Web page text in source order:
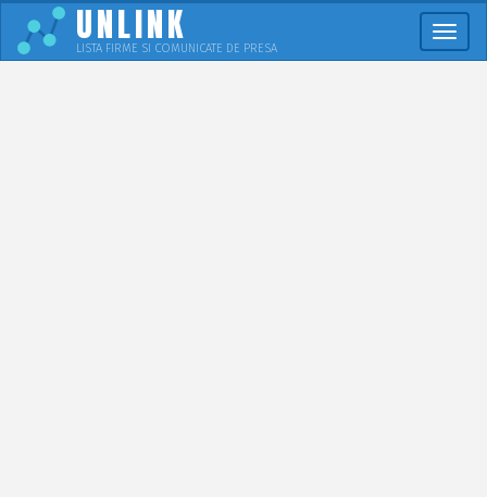
UNLINK
LISTA FIRME SI COMUNICATE DE PRESA